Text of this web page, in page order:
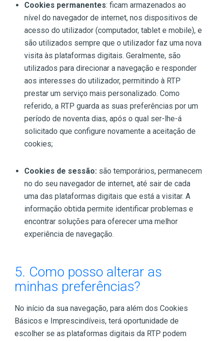
Cookies permanentes: ficam armazenados ao
nível do navegador de internet, nos dispositivos de
acesso do utilizador (computador, tablet e mobile), e
são utilizados sempre que o utilizador faz uma nova
visita às plataformas digitais. Geralmente, são
utilizados para direcionar a navegação e responder
aos interesses do utilizador, permitindo à RTP
prestar um serviço mais personalizado. Como
referido, a RTP guarda as suas preferências por um
período de noventa dias, após o qual ser-lhe-á
solicitado que configure novamente a aceitação de
cookies;
Cookies de sessão: são temporários, permanecem
no do seu navegador de internet, até sair de cada
uma das plataformas digitais que está a visitar. A
informação obtida permite identificar problemas e
encontrar soluções para oferecer uma melhor
experiência de navegação.
5. Como posso alterar as
minhas preferências?
No início da sua navegação, para além dos Cookies
Básicos e Imprescindíveis, terá oportunidade de
escolher se as plataformas digitais da RTP podem